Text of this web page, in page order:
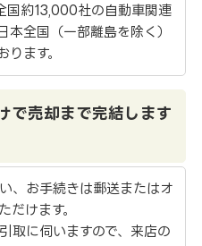
国約13,000社の自動車関連
本全国（一部離島を除く）
ます。
で売却まで完結します
、お手続きは郵送またはオ
だけます。
取に伺いますので、来店の